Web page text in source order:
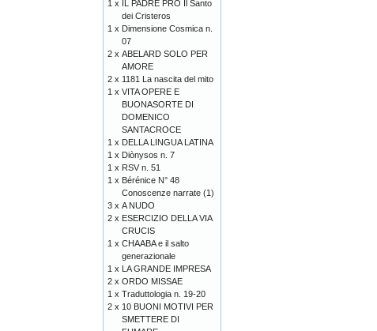
1 x IL PADRE PRO Il Santo
dei Cristeros
1 x Dimensione Cosmica n.
07
2 x ABELARD SOLO PER
AMORE
2 x 1181 La nascita del mito
1 x VITA OPERE E
BUONASORTE DI
DOMENICO
SANTACROCE
1 x DELLA LINGUA LATINA
1 x Diònysos n. 7
1 x RSV n. 51
1 x Bérénice N° 48
Conoscenze narrate (1)
3 x A NUDO
2 x ESERCIZIO DELLA VIA
CRUCIS
1 x CHAABA e il salto
generazionale
1 x LA GRANDE IMPRESA
2 x ORDO MISSAE
1 x Traduttologia n. 19-20
2 x 10 BUONI MOTIVI PER
SMETTERE DI